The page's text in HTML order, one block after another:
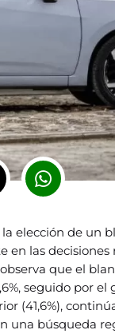
elección de un
en las decisiones
que el
seguido por el
(41,6%),
una búsqueda